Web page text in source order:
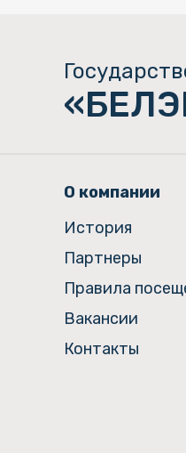
О компании
История
Партнеры
Правила
Вакансии
Контакты